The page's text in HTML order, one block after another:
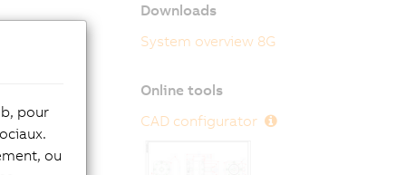
10 and
to
area of
Downloads
System overview 8G
Online tools
CAD configurator
pour
ou